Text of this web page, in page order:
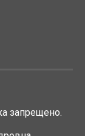
запрещено.